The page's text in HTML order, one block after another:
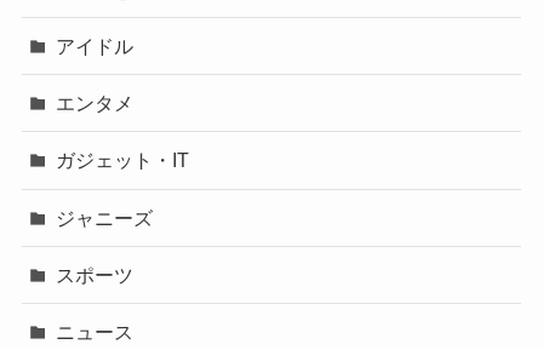
アイドル
エンタメ
ガジェット・IT
ジャニーズ
スポーツ
ニュース